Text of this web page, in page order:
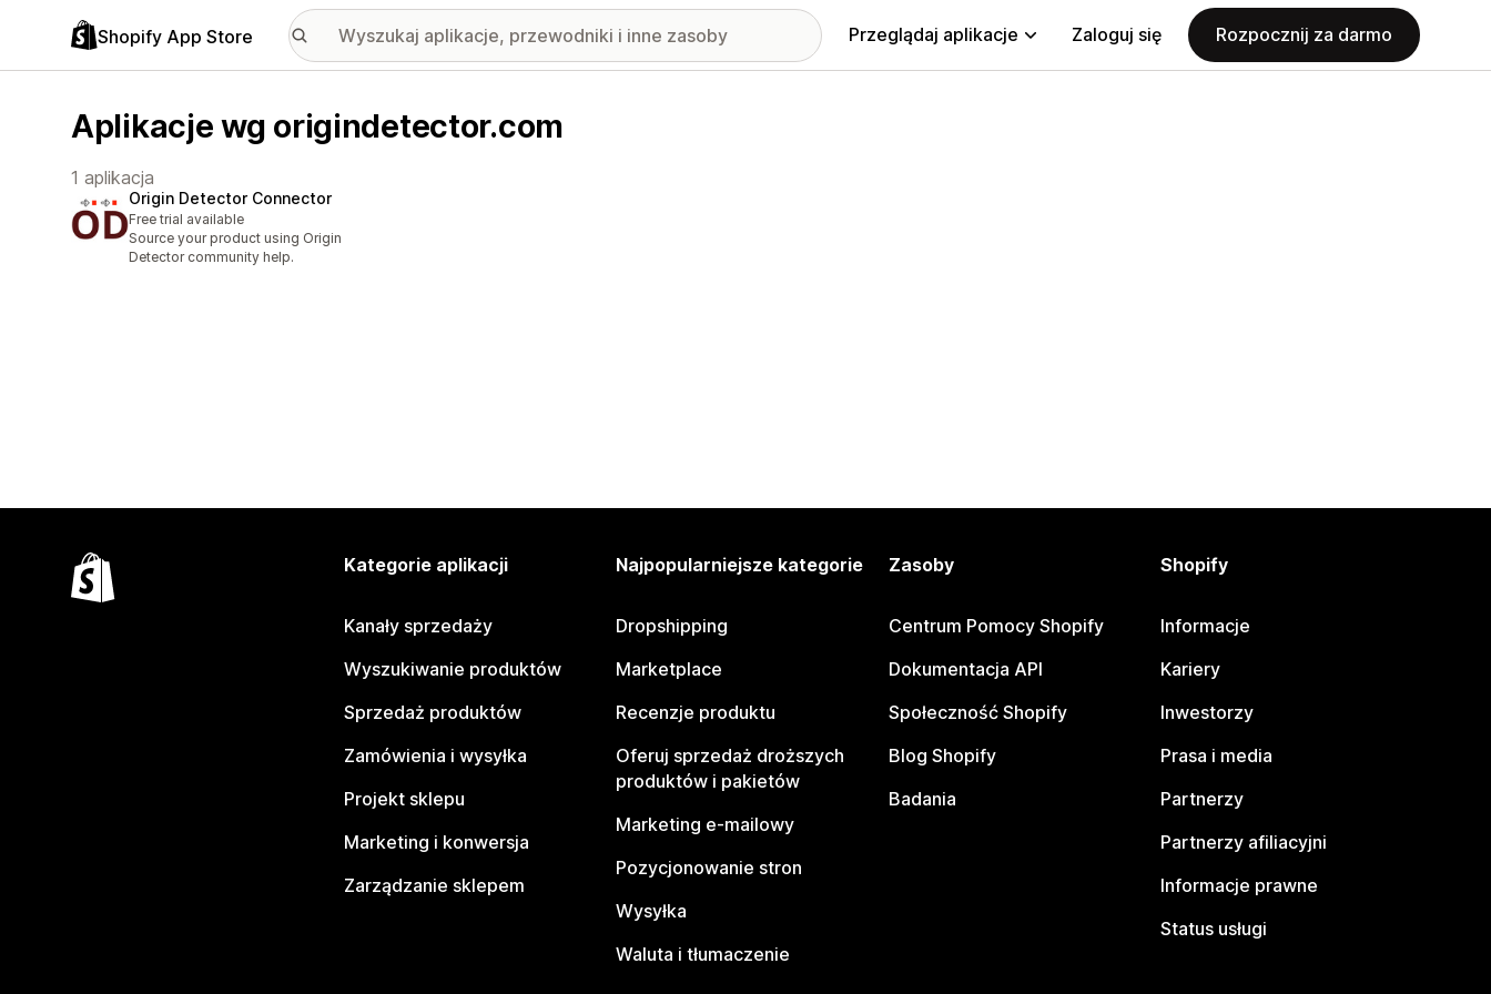
Shopify App Store Przeglądaj aplikacje Zaloguj się Rozpocznij za darmo
Aplikacje wg origindetector.com
1 aplikacja
Origin Detector Connector
Free trial available
Source your product using Origin
Detector community help.
Kategorie aplikacji
Kanały sprzedaży
Wyszukiwanie produktów
Sprzedaż produktów
Zamówienia i wysyłka
Projekt sklepu
Marketing i konwersja
Zarządzanie sklepem
Najpopularniejsze kategorie
Dropshipping
Marketplace
Recenzje produktu
Oferuj sprzedaż droższych
produktów i pakietów
Marketing e-mailowy
Pozycjonowanie stron
Wysyłka
Waluta i tłumaczenie
Zasoby
Centrum Pomocy Shopify
Dokumentacja API
Społeczność Shopify
Blog Shopify
Badania
Shopify
Informacje
Kariery
Inwestorzy
Prasa i media
Partnerzy
Partnerzy afiliacyjni
Informacje prawne
Status usługi